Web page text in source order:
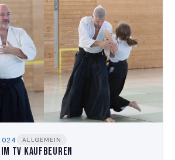
ALLGEMEIN
TV Kaufbeuren